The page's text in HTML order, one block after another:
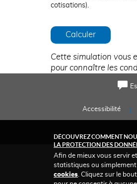
cotisations).
Cette simulation vous
pour connaître les
FOOTER
MENU
Accessibilité
DÉCOUVREZ COMMENT
LA PROTECTION DES
Afin de mieux vous servir
statistiques ou
cookies. Cliquez sur le